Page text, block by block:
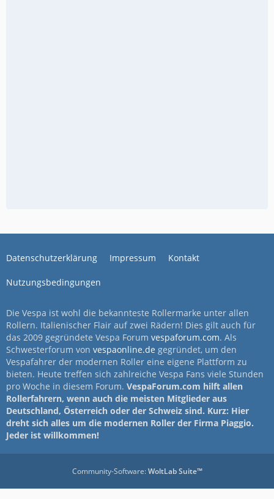
Datenschutzerklärung Impressum Kontakt
Nutzungsbedingungen
Die Vespa ist wohl die bekannteste Rollermarke unter allen
Rollern. Italienischer Flair auf zwei Rädern! Dies gilt auch für
das 2009 gegründete Vespa Forum vespaforum.com. Als
Schwesterforum von vespaonline.de gegründet, um den
Vespafahrer der modernen Roller eine eigene Plattform zu
bieten. Heute treffen sich zahlreiche Vespa Fans viele Stunden
pro Woche in diesem Forum. VespaForum.com hilft allen
Rollerfahrern, wenn auch die meisten Mitglieder aus
Deutschland, Österreich oder der Schweiz sind. Kurz: Hier
dreht sich alles um die modernen Roller der Firma Piaggio.
Jeder ist willkommen!
Community-Software:WoltLab Suite™